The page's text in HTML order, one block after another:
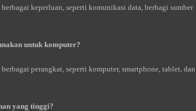
keperluan, seperti komunikasi data, berbagi sumber
untuk komputer?
perangkat, seperti komputer, smartphone, tablet, dan
yang tinggi?